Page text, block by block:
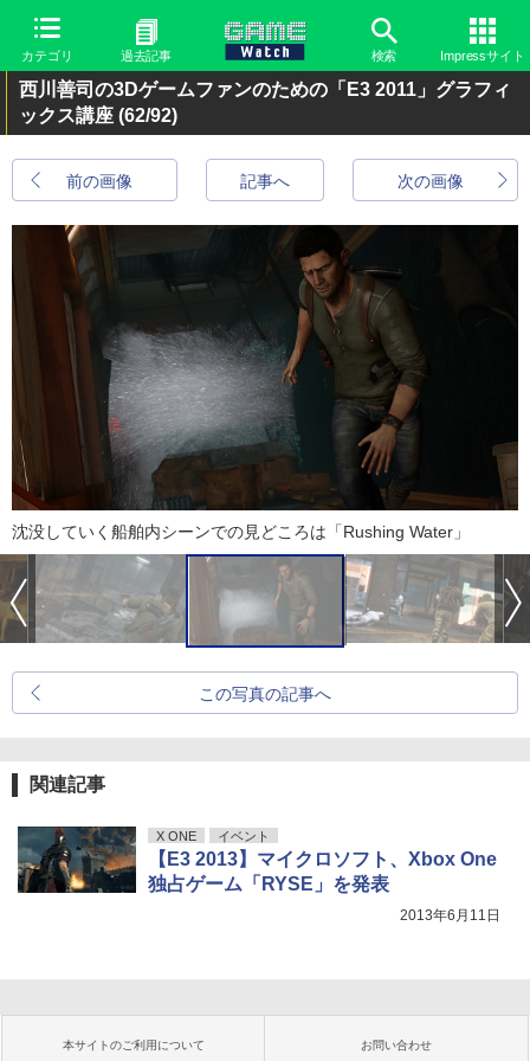
カテゴリ 過去記事 検索 Impressサイト
西川善司の3Dゲームファンのための「E3 2011」グラフィ
ックス講座 (62/92)
前の画像 次の画像
記事へ
沈没していく船舶内シーンでの見どころは「Rushing Water」
この写真の記事へ
関連記事
X ONE イベント
【E3 2013】マイクロソフト、Xbox One
独占ゲーム「RYSE」を発表
2013年6月11日
本サイトのご利用について お問い合わせ